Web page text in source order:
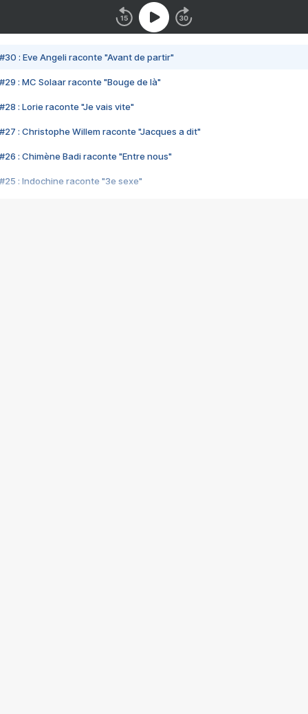
#30 : Eve Angeli raconte "Avant de partir"
#29 : MC Solaar raconte "Bouge de là"
#28 : Lorie raconte "Je vais vite"
#27 : Christophe Willem raconte "Jacques a dit"
#26 : Chimène Badi raconte "Entre nous"
#25 : Indochine raconte "3e sexe"